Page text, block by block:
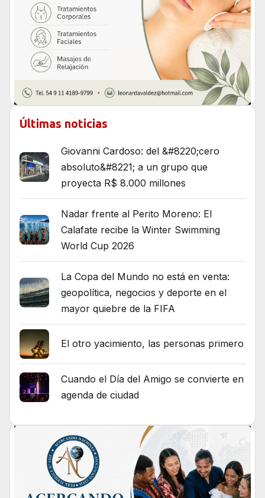
Últimas noticias
Giovanni Cardoso: del &#8220;cero
absoluto&#8221; a un grupo que
proyecta R$ 8.000 millones
Nadar frente al Perito Moreno: El
Calafate recibe la Winter Swimming
World Cup 2026
La Copa del Mundo no está en venta:
geopolítica, negocios y deporte en el
mayor quiebre de la FIFA
El otro yacimiento, las personas primero
Cuando el Día del Amigo se convierte en
agenda de ciudad